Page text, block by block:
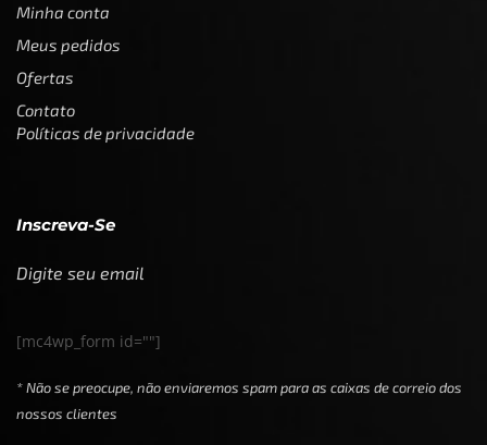
Minha conta
Meus pedidos
Ofertas
Contato
Políticas de privacidade
Inscreva-Se
Digite seu email
[mc4wp_form id=""]
* Não se preocupe, não enviaremos spam para as caixas de correio dos
nossos clientes